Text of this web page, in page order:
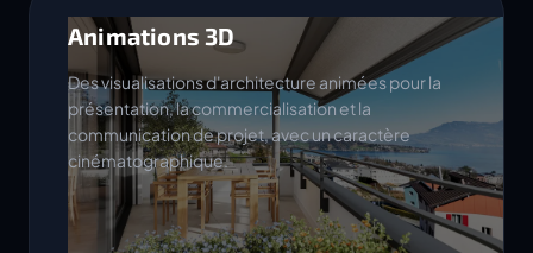
Animations 3D
Des visualisations d'architecture animées pour la
présentation, la commercialisation et la
communication de projet, avec un caractère
cinématographique.